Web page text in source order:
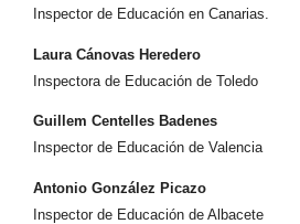
Inspector de Educación en Canarias.
Laura Cánovas Heredero
Inspectora de Educación de Toledo
Guillem Centelles Badenes
Inspector de Educación de Valencia
Antonio González Picazo
Inspector de Educación de Albacete